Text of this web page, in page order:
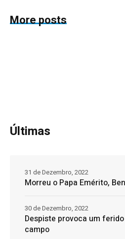
More posts
Últimas
Morreu o Papa Emérito,
31 de Dezembro, 2022
Despiste provoca um
campo
30 de Dezembro, 2022